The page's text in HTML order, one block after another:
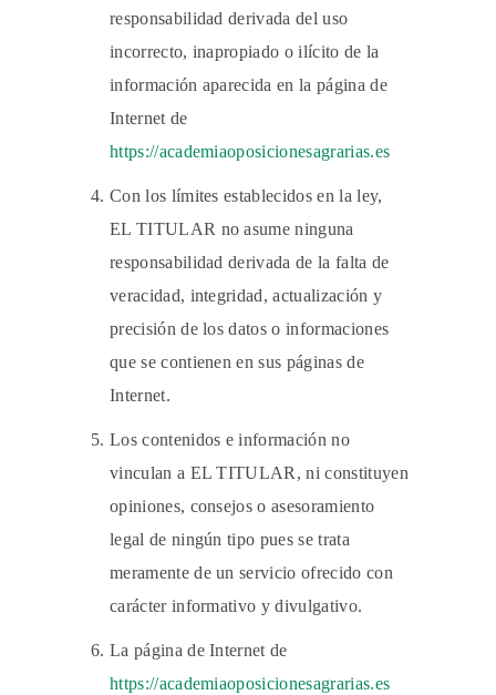
responsabilidad derivada del uso
incorrecto, inapropiado o ilícito de la
información aparecida en la página de
Internet de
https://academiaoposicionesagrarias.es
Con los límites establecidos en la ley,
EL TITULAR no asume ninguna
responsabilidad derivada de la falta de
veracidad, integridad, actualización y
precisión de los datos o informaciones
que se contienen en sus páginas de
Internet.
Los contenidos e información no
vinculan a EL TITULAR, ni constituyen
opiniones, consejos o asesoramiento
legal de ningún tipo pues se trata
meramente de un servicio ofrecido con
carácter informativo y divulgativo.
La página de Internet de
https://academiaoposicionesagrarias.es